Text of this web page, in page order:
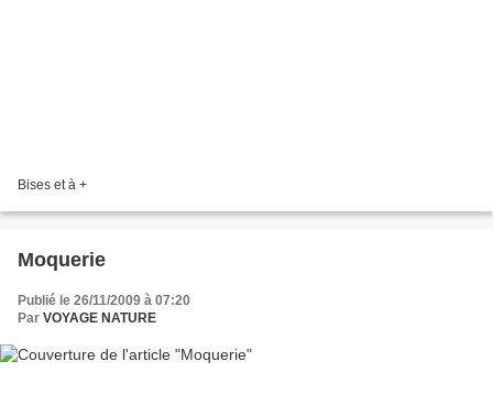
Bises et à +
Moquerie
Publié le 26/11/2009 à 07:20
Par VOYAGE NATURE